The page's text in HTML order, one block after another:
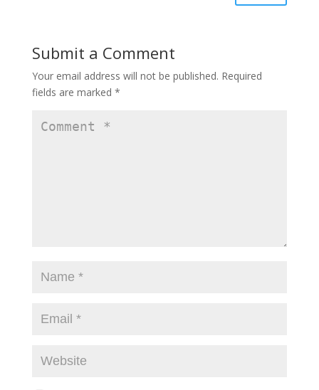
Submit a Comment
Your email address will not be published. Required
fields are marked *